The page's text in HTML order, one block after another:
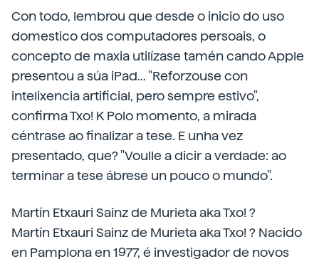
Con todo, lembrou que desde o inicio do uso
domestico dos computadores persoais, o
concepto de maxia utilízase tamén cando Apple
presentou a súa iPad... "Reforzouse con
intelixencia artificial, pero sempre estivo",
confirma Txo! K Polo momento, a mirada
céntrase ao finalizar a tese. E unha vez
presentado, que? "Voulle a dicir a verdade: ao
terminar a tese ábrese un pouco o mundo".
Martín Etxauri Sainz de Murieta aka Txo! ?
Martín Etxauri Sainz de Murieta aka Txo! ? Nacido
en Pamplona en 1977, é investigador de novos